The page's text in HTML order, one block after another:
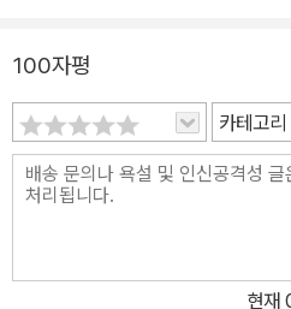
재공고화라는 실현 불가능한 약속
지구화 과정을 선도해 왔는지를 살
가져올 효과에 대해 논하고 있다. 4
발전되어 온 주권국가 개념이 중동
다는 사실을 고려하여 중동 주권의
불안정 요인을 찾고 있다. 이 장은
중동 지역에서 서구적 주권 개념이
100자평
카테고리
현재